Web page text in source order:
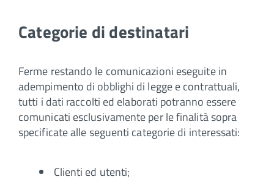
Categorie di destinatari
Ferme restando le comunicazioni eseguite in
adempimento di obblighi di legge e contrattuali,
tutti i dati raccolti ed elaborati potranno essere
comunicati esclusivamente per le finalità sopra
specificate alle seguenti categorie di interessati:
Clienti ed utenti;